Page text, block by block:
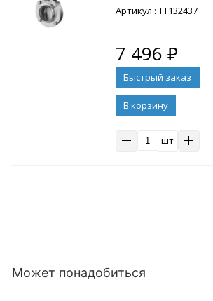
: ТТ132437
7 496 ₽
В корзину
шт
Может понадобиться